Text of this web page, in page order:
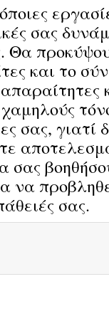
σας
Θα
και το
σας, γιατί
σας
να
σας.